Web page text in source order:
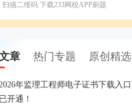
扫描二维码 下载233网校APP刷题
章 热门专题 原创精选
年监理工程师电子证书下载入口
已开通！